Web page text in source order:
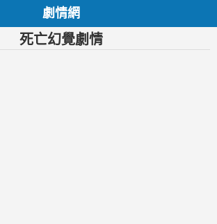
劇情網
死亡幻覺劇情